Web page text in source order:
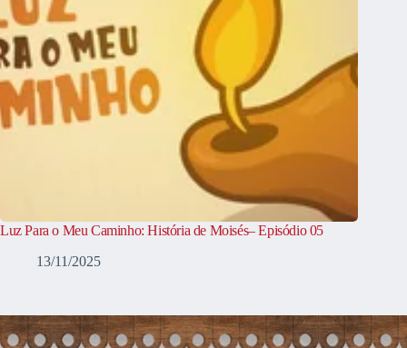
Luz Para o Meu Caminho: História de Moisés– Episódio 05
13/11/2025